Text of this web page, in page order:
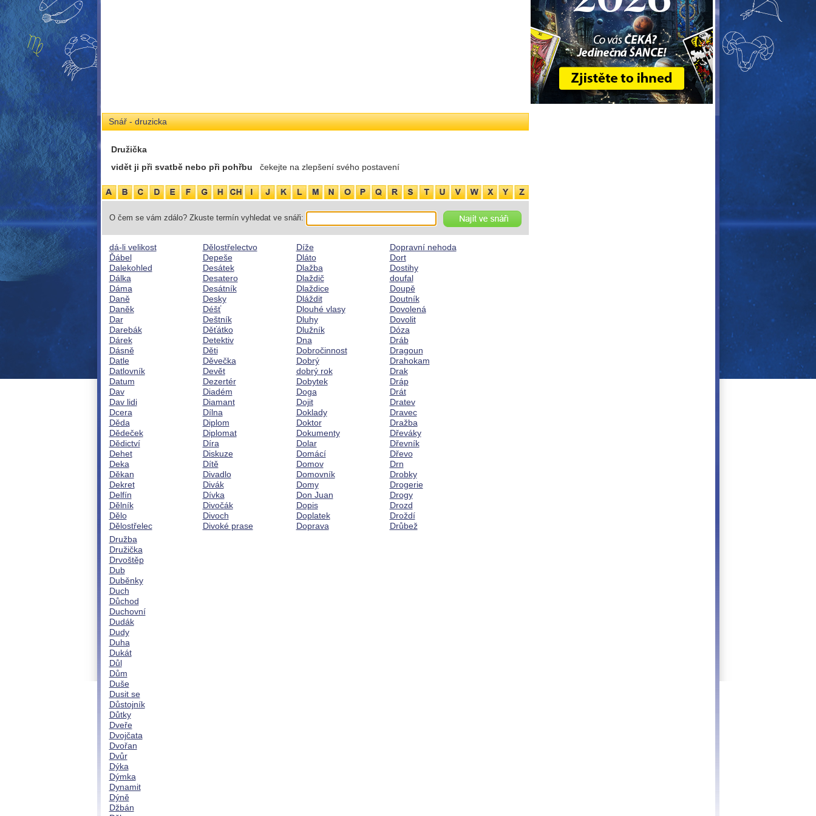
Snář - druzicka
Družička
vidět ji při svatbě nebo při pohřbu
čekejte na zlepšení svého postavení
O čem se vám zdálo? Zkuste termín vyhledat ve snáři:
dá-li velikost
Ďábel
Dalekohled
Dálka
Dáma
Daně
Daněk
Dar
Darebák
Dárek
Dásně
Datle
Datlovník
Datum
Dav
Dav lidi
Dcera
Děda
Dědeček
Dědictví
Dehet
Deka
Děkan
Dekret
Delfín
Dělník
Dělo
Dělostřelec
Dělostřelectvo
Depeše
Desátek
Desatero
Desátník
Desky
Déšť
Deštník
Děťátko
Detektiv
Děti
Děvečka
Devět
Dezertér
Diadém
Diamant
Dílna
Diplom
Diplomat
Díra
Diskuze
Dítě
Divadlo
Divák
Dívka
Divočák
Divoch
Divoké prase
Díže
Dláto
Dlažba
Dlaždič
Dlaždice
Dláždit
Dlouhé vlasy
Dluhy
Dlužník
Dna
Dobročinnost
Dobrý
dobrý rok
Dobytek
Doga
Dojit
Doklady
Doktor
Dokumenty
Dolar
Domácí
Domov
Domovník
Domy
Don Juan
Dopis
Doplatek
Doprava
Dopravní nehoda
Dort
Dostihy
doufal
Doupě
Doutník
Dovolená
Dovolit
Dóza
Dráb
Dragoun
Drahokam
Drak
Dráp
Drát
Dratev
Dravec
Dražba
Dřeváky
Dřevník
Dřevo
Drn
Drobky
Drogerie
Drogy
Drozd
Droždí
Drůbež
Družba
Družička
Drvoštěp
Dub
Duběnky
Duch
Důchod
Duchovní
Dudák
Dudy
Duha
Dukát
Důl
Dům
Duše
Dusit se
Důstojník
Důtky
Dveře
Dvojčata
Dvořan
Dvůr
Dýka
Dýmka
Dynamit
Dýně
Džbán